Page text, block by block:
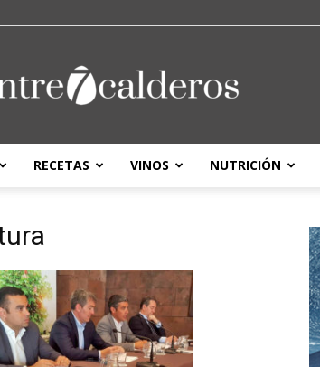
entre7calderos
RECETAS VINOS NUTRICIÓN